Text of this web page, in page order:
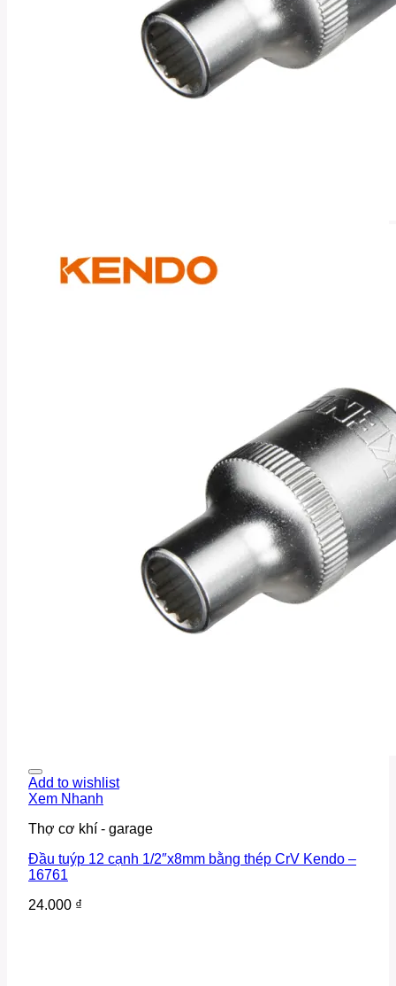
Add to wishlist
Xem Nhanh
Thợ cơ khí - garage
Đầu tuýp 12 cạnh 1/2″x8mm bằng thép CrV Kendo –
16761
24.000 ₫